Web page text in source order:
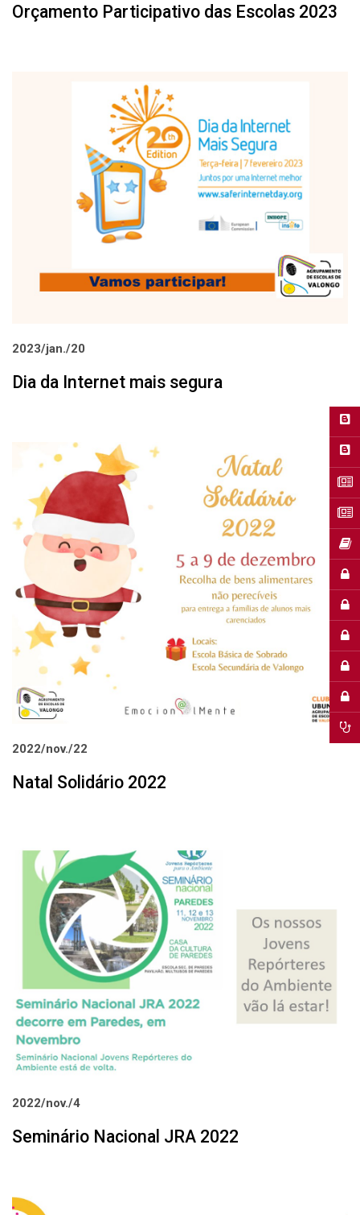
Orçamento Participativo das Escolas 2023
2023/jan./20
Dia da Internet mais segura
2022/nov./22
Natal Solidário 2022
2022/nov./4
Seminário Nacional JRA 2022